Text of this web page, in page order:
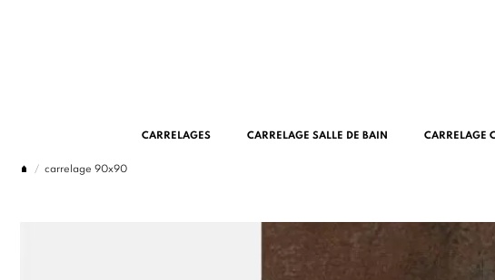
CARRELAGES CARRELAGE SALLE DE BAIN CARRELAGE
carrelage 90x90